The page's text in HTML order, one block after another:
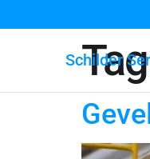
Schilder